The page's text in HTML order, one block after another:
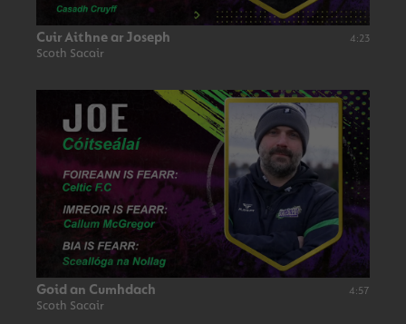
Cuir Aithne ar Joseph
Scoth Sacair
4:23
Goid an Cumhdach
Scoth Sacair
4:57